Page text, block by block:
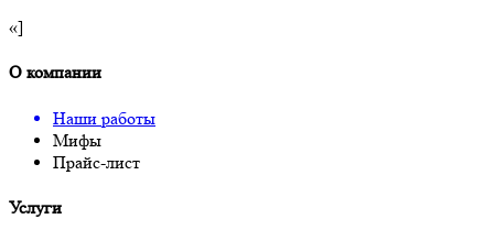
«]
О компании
Наши работы
Мифы
Прайс-лист
Услуги